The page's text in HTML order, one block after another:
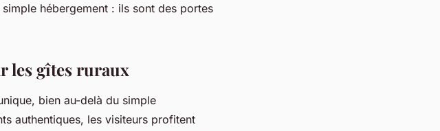
hébergement : ils sont des portes
les gîtes ruraux
bien au-delà du simple
authentiques, les visiteurs profitent